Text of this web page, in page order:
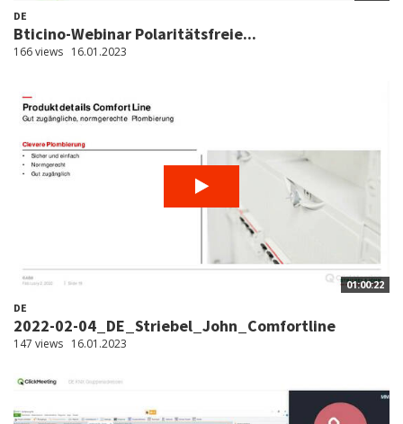
DE
Bticino-Webinar Polaritätsfreie...
166 views 16.01.2023
01:00:22
DE
2022-02-04_DE_Striebel_John_Comfortline
147 views 16.01.2023